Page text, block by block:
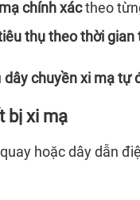
chính xáctheo
thụ theo thời gian
dây chuyền xi mạ tự
bị xi mạ
hoặc dây dẫn